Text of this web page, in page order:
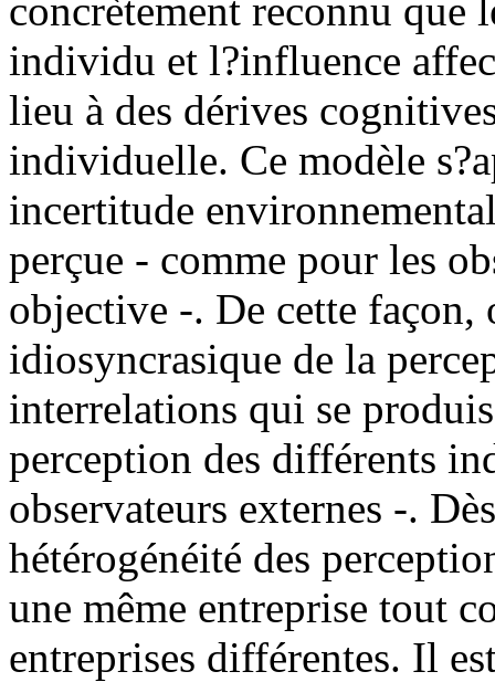
concrètement reconnu que
individu et l?influence
lieu à des dérives
individuelle. Ce modèle
incertitude
perçue - comme pour les
objective -. De cette façon,
idiosyncrasique de la
interrelations qui se
perception des différents
observateurs externes -.
hétérogénéité des
une même entreprise tout
entreprises différentes. Il